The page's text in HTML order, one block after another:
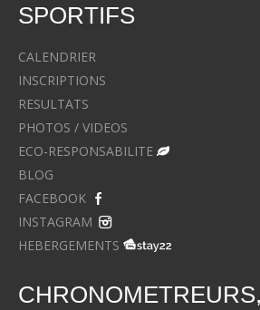
SPORTIFS
CALENDRIER
INSCRIPTIONS
RESULTATS
PHOTOS / VIDEOS
ECO-RESPONSABILITE
BLOG
FACEBOOK
INSTAGRAM
HEBERGEMENTS